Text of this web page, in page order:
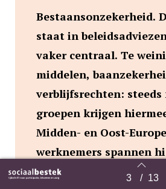
Terug naar overzicht 3 / 13
Bestaansonzekerheid.
staat in
vaker centraal. Te
middelen,
verblijfsrechten: steeds
groepen krijgen
Midden- en Oost-
werknemers spannen
kroon. Wat zijn de